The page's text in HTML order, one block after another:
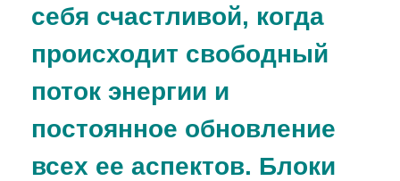
себя счастливой, когда
происходит свободный
поток энергии и
постоянное обновление
всех ее аспектов. Блоки